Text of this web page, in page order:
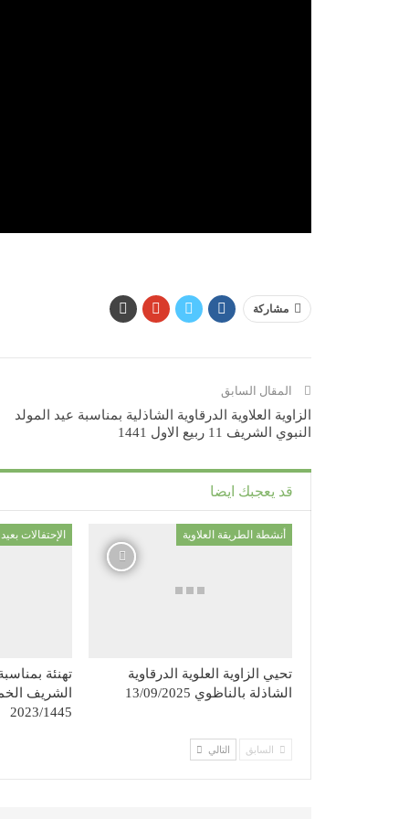
مشاركة
المقال السابق
الزاوية العلاوية الدرقاوية الشاذلية بمناسبة عيد المولد
النبوي الشريف 11 ربيع الاول 1441
قد يعجبك ايضا
أنشطة الطريقة العلاوية
تحيي الزاوية العلوية الدرقاوية
الشاذلة بالناظوي 13/09/2025
تهنئة
2023/1445
السابق التالي